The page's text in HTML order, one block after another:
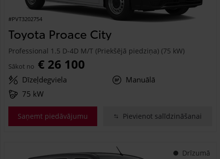
#PVT3202754
Toyota Proace City
Professional 1.5 D-4D M/T (Priekšējā piedziņa) (75 kW)
Sākot no € 26 100
Dīzeļdegviela
Manuālā
75 kW
Saņemt piedāvājumu Pievienot salīdzināšanai
Drīzumā